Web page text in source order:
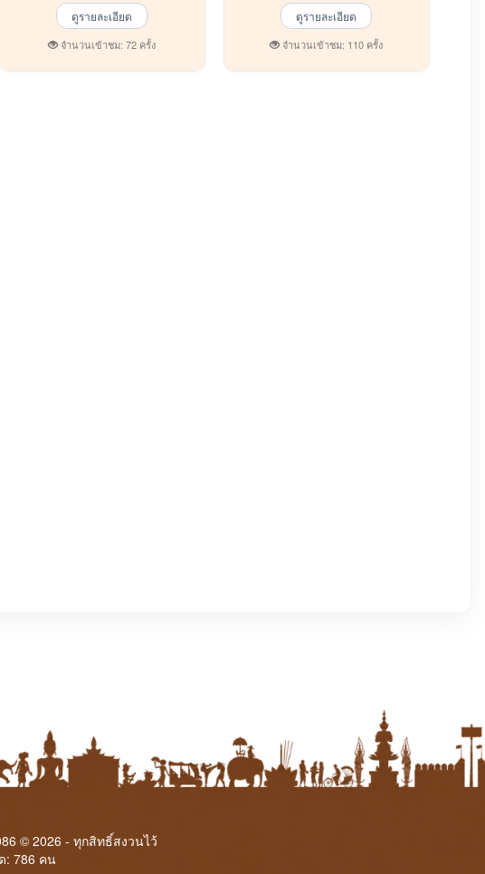
ดูรายละเอียด
จำนวนเข้าชม: 72 ครั้ง
ดูรายละเอียด
จำนวนเข้าชม: 110 ครั้ง
© 2026 - ทุกสิทธิ์สงวนไว้
: 786 คน